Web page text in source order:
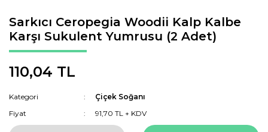
Sarkıcı Ceropegia Woodii Kalp Kalbe
Karşı Sukulent Yumrusu (2 Adet)
110,04 TL
Kategori
Çiçek Soğanı
Fiyat
91,70 TL + KDV